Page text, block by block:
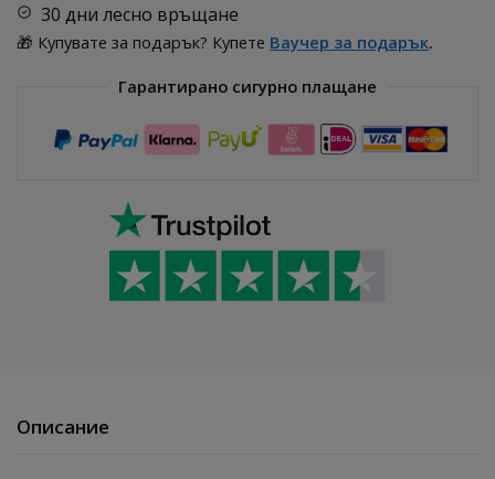
30 дни лесно връщане
🎁 Купувате за подарък? Купете Ваучер за подарък.
Гарантирано сигурно плащане
Описание